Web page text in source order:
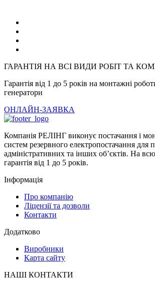
ГАРАНТІЯ НА ВСІ ВИДИ РОБІТ ТА
Гарантія від 1 до 5 років на монтажні
генератори
ОНЛАЙН-ЗАЯВКА
Компанія РЕЛІНГ виконує постачання і
систем резервного електропостачання для
адміністративних та інших об’єктів. На
гарантія від 1 до 5 років.
Інформація
Про компанію
Ліцензії та дозволи
Контакти
Додатково
Виробники
Карта сайту
НАШІ КОНТАКТИ